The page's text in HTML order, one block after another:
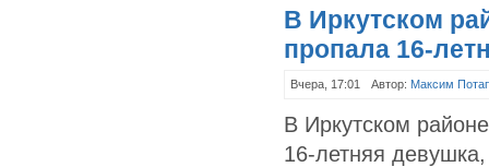
В Иркутском
пропала 16-
Вчера, 17:01 Автор: Максим
В Иркутском
16-летняя